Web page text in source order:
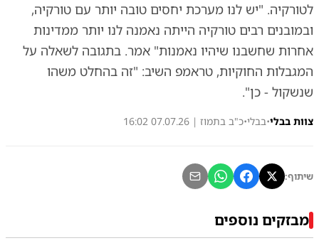
לטורקיה. "יש לנו מערכת יחסים טובה יותר עם טורקיה,
ובמובנים רבים טורקיה הייתה נאמנה לנו יותר ממדינות
אחרות שחשבנו שיהיו נאמנות" אמר. בתגובה לשאלה על
המגבלות החוקיות, טראמפ השיב: "זה בהחלט משהו
שנשקול - כן".
צוות בבלי•בבלי•כ"ב בתמוז | 07.07.26 16:02
שיתוף:
מבזקים נוספים